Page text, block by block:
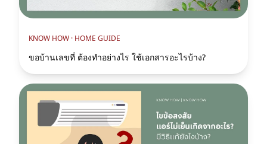
KNOW HOW · HOME GUIDE
ขอบ้านเลขที่ ต้องทำอย่างไร ใช้เอกสารอะไรบ้าง?